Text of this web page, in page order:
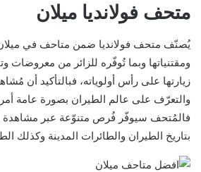
متحف فولانديا ميلان
يُصنّف متحف فولانديا ضمن متاحف في ميلان
ومقتنياتها وبما تُوفّره للزائر من معروضات
زيارتها على رأس أولوياته، فبالتأكيد أن
والتعرّف على عالم الطيران بصورة عامة
فالمُتحف سيوفّر فُرص متنوّعة عبر مشاهدة
بتاريخ الطيران والطائرات المدينة وكذلك